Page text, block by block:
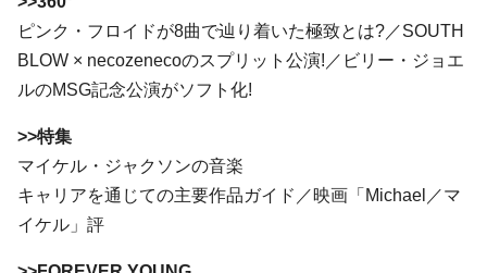
ピンク・フロイドが8曲で辿り着いた極致とは?／SOUTH
BLOW × necozenecoのスプリット公演!／ビリー・ジョエ
ルのMSG記念公演がソフト化!
>>特集
マイケル・ジャクソンの音楽
キャリアを通じての主要作品ガイド／映画「Michael／マ
イケル」評